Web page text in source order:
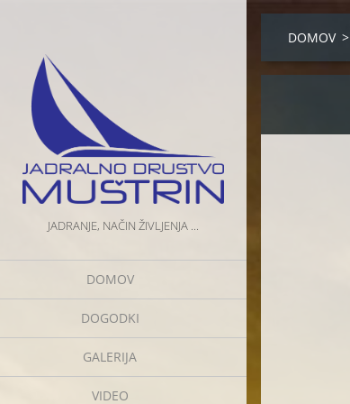
JADRANJE, NAČIN ŽIVLJENJA ...
DOMOV
DOGODKI
GALERIJA
VIDEO
DOMOV >